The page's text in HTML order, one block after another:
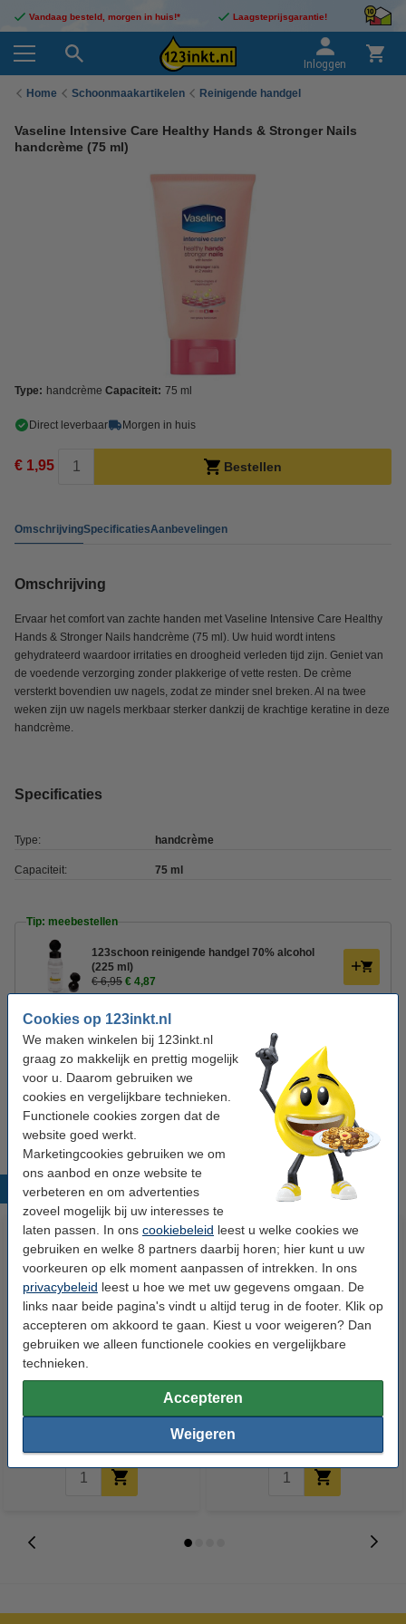
Cookies op 123inkt.nl
We maken winkelen bij 123inkt.nl
graag zo makkelijk en prettig mogelijk
voor u. Daarom gebruiken we
cookies en vergelijkbare technieken.
Functionele cookies zorgen dat de
website goed werkt.
Marketingcookies gebruiken we om
ons aanbod en onze website te
verbeteren en om advertenties
zoveel mogelijk bij uw interesses te
laten passen. In ons cookiebeleid leest u welke cookies we
gebruiken en welke 8 partners daarbij horen; hier kunt u uw
voorkeuren op elk moment aanpassen of intrekken. In ons
privacybeleid leest u hoe we met uw gegevens omgaan. De
links naar beide pagina's vindt u altijd terug in de footer. Klik op
accepteren om akkoord te gaan. Kiest u voor weigeren? Dan
gebruiken we alleen functionele cookies en vergelijkbare
technieken.
Accepteren
Weigeren
Vandaag besteld, morgen in huis!* Laagsteprijsgarantie!
Inloggen
Home Schoonmaakartikelen Reinigende handgel
Vaseline Intensive Care Healthy Hands & Stronger Nails
handcrème (75 ml)
Type: handcrème Capaciteit: 75 ml
Direct leverbaar Morgen in huis
€ 1,95 Bestellen
OmschrijvingSpecificatiesAanbevelingen
Omschrijving
Ervaar het comfort van zachte handen met Vaseline Intensive Care Healthy
Hands & Stronger Nails handcrème (75 ml). Uw huid wordt intens
gehydrateerd waardoor irritaties en droogheid verleden tijd zijn. Geniet van
de voedende verzorging zonder plakkerige of vette resten. De crème
versterkt bovendien uw nagels, zodat ze minder snel breken. Al na twee
weken zijn uw nagels merkbaar sterker dankzij de krachtige keratine in deze
handcrème.
Specificaties
Type: handcrème
Capaciteit: 75 ml
Tip: meebestellen
123schoon reinigende handgel 70% alcohol
(225 ml)
€ 6,95 € 4,87
Kleenex Everyday zakdoekjes (8 pakjes)
€ 2,25
123schoon keukenrol 2-laags 2 x 50 vel
€ 2,25
Populaire producten
123schoon reinigende handgel
70% alcohol (225 ml)
500 vel A4 - 80 grams FSC® Mix